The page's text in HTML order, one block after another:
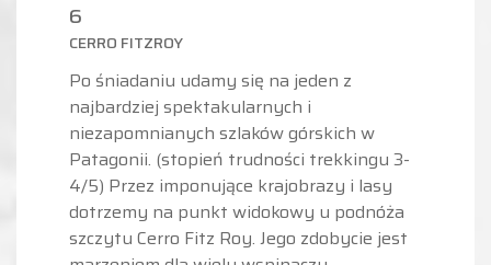
6
CERRO FITZROY
Po śniadaniu udamy się na jeden z
najbardziej spektakularnych i
niezapomnianych szlaków górskich w
Patagonii. (stopień trudności trekkingu 3-
4/5) Przez imponujące krajobrazy i lasy
dotrzemy na punkt widokowy u podnóża
szczytu Cerro Fitz Roy. Jego zdobycie jest